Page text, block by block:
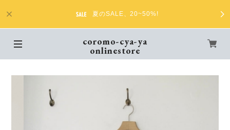
夏のSALE、20~50%!
coromo-cya-ya
onlinestore